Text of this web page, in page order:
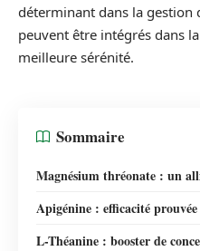
déterminant dans la gestion
peuvent être intégrés dans
meilleure sérénité.
Sommaire
Magnésium thréonate : un
Apigénine : efficacité
L-Théanine : booster de